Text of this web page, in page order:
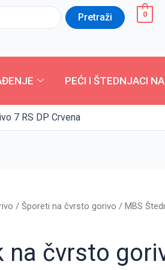
Pretraži 0
PEĆI I ŠTEDNJACI
7 RS DP Crvena
/Šporeti na čvrsto gorivo / MBS
na čvrsto
je: